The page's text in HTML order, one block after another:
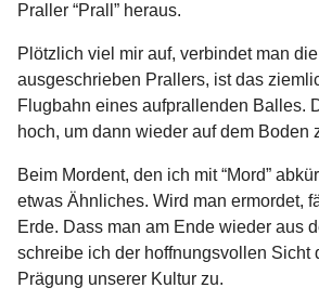
Praller “Prall” heraus.
Plötzlich viel mir auf, verbindet man
ausgeschrieben Prallers, ist das
Flugbahn eines aufprallenden Balles.
hoch, um dann wieder auf dem Boden
Beim Mordent, den ich mit “Mord”
etwas Ähnliches. Wird man ermordet,
Erde. Dass man am Ende wieder aus
schreibe ich der hoffnungsvollen Sicht
Prägung unserer Kultur zu.